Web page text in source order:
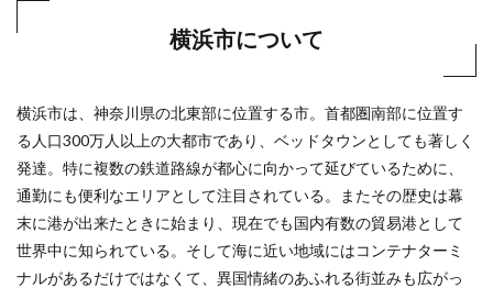
横浜市について
横浜市は、神奈川県の北東部に位置する市。首都圏南部に位置す
る人口300万人以上の大都市であり、ベッドタウンとしても著しく
発達。特に複数の鉄道路線が都心に向かって延びているために、
通勤にも便利なエリアとして注目されている。またその歴史は幕
末に港が出来たときに始まり、現在でも国内有数の貿易港として
世界中に知られている。そして海に近い地域にはコンテナターミ
ナルがあるだけではなくて、異国情緒のあふれる街並みも広がっ